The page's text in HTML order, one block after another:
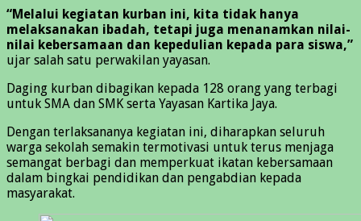
“Melalui kegiatan kurban ini, kita tidak hanya
melaksanakan ibadah, tetapi juga menanamkan nilai-
nilai kebersamaan dan kepedulian kepada para siswa,”
ujar salah satu perwakilan yayasan.
Daging kurban dibagikan kepada 128 orang yang terbagi
untuk SMA dan SMK serta Yayasan Kartika Jaya.
Dengan terlaksananya kegiatan ini, diharapkan seluruh
warga sekolah semakin termotivasi untuk terus menjaga
semangat berbagi dan memperkuat ikatan kebersamaan
dalam bingkai pendidikan dan pengabdian kepada
masyarakat.